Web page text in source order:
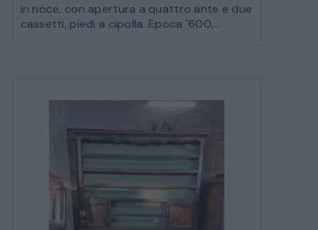
in noce, con apertura a quattro ante e due
cassetti, piedi a cipolla. Epoca '600,...